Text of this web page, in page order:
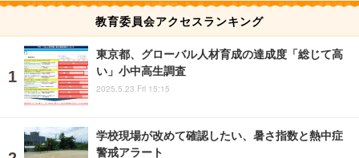
教育委員会アクセスランキング
東京都、グローバル人材育成の達成度「総じて高
い」小中高生調査
2025.5.23 Fri 15:15
学校現場が改めて確認したい、暑さ指数と熱中症
警戒アラート